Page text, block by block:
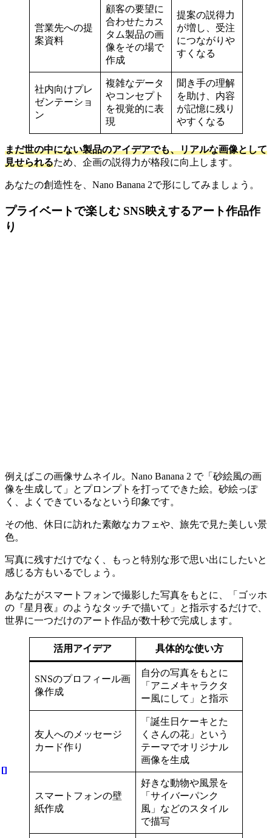
営業先への提
案資料
顧客の要望に
合わせたカス
タム製品の画
像をその場で
作成
提案の説得力
が増し、受注
につながりや
すくなる
社内向けプレ
ゼンテーショ
ン
複雑なデータ
やコンセプト
を視覚的に表
現
聞き手の理解
を助け、内容
が記憶に残り
やすくなる
まだ世の中にない製品のアイデアでも、リアルな画像として
見せられるため、企画の説得力が格段に向上します。
あなたの創造性を、Nano Banana 2で形にしてみましょう。
プライベートで楽しむ SNS映えするアート作品作
り
例えばこの画像サムネイル。Nano Banana 2 で「砂絵風の画
像を生成して」とプロンプトを打ってできた絵。砂絵っぽ
く、よくできているなという印象です。
その他、休日に訪れた素敵なカフェや、旅先で見た美しい景
色。
写真に残すだけでなく、もっと特別な形で思い出にしたいと
感じる方もいるでしょう。
あなたがスマートフォンで撮影した写真をもとに、「ゴッホ
の『星月夜』のようなタッチで描いて」と指示するだけで、
世界に一つだけのアート作品が数十秒で完成します。
活用アイデア 具体的な使い方
SNSのプロフィール画
像作成
自分の写真をもとに
「アニメキャラクタ
ー風にして」と指示
友人へのメッセージ
カード作り
「誕生日ケーキとた
くさんの花」という
テーマでオリジナル
画像を生成
スマートフォンの壁
紙作成
好きな動物や風景を
「サイバーパンク
風」などのスタイル
で描写